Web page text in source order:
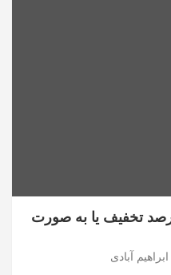
تخفیف یا به صورت
آبادی